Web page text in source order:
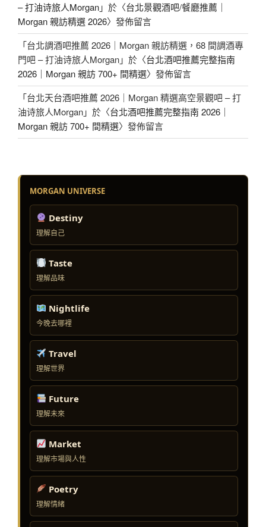
– 打油诗旅人Morgan」於〈台北景觀酒吧/餐廳推薦｜
Morgan 親訪精選 2026〉發佈留言
「台北調酒吧推薦 2026｜Morgan 親訪精選，68 間調酒專
門吧 – 打油诗旅人Morgan」於〈台北酒吧推薦完整指南
2026｜Morgan 親訪 700+ 間精選〉發佈留言
「台北天台酒吧推薦 2026｜Morgan 精選高空景觀吧 – 打
油诗旅人Morgan」於〈台北酒吧推薦完整指南 2026｜
Morgan 親訪 700+ 間精選〉發佈留言
MORGAN UNIVERSE
Destiny
理解自己
Taste
理解品味
Nightlife
今晚去哪裡
Travel
理解世界
Future
理解未來
Market
理解市場與人性
Poetry
理解情緒